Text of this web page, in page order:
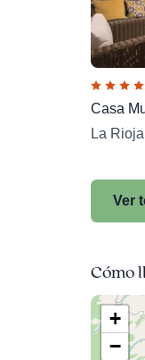
Casa
La Rioja
Ver
Cómo
+
−